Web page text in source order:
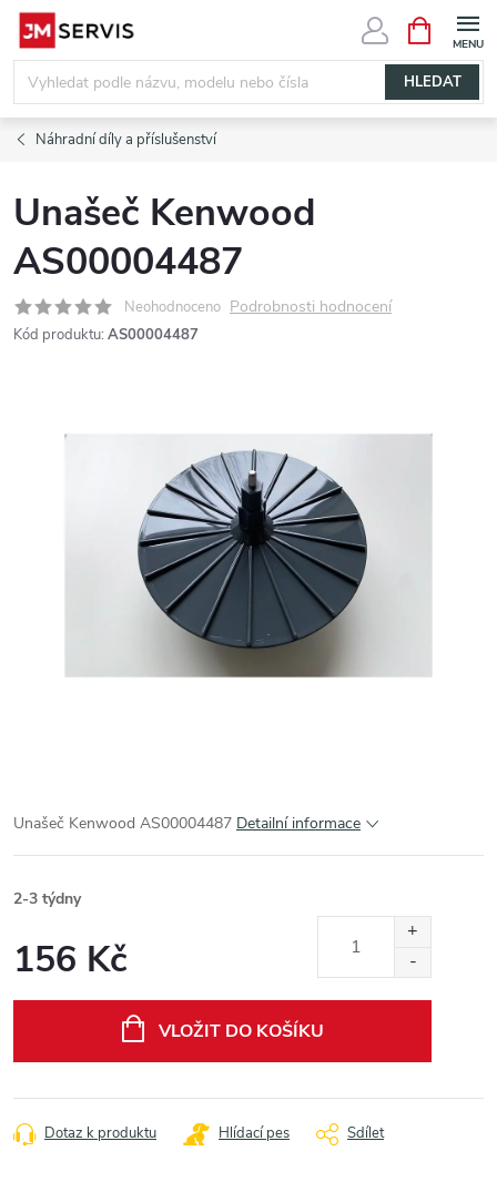
Přejít
obsah
HLEDAT
NÁKUPNÍ
KOŠÍK
Náhradní díly a příslušenství
Unašeč Kenwood
AS00004487
Neohodnoceno Podrobnosti hodnocení
Kód produktu: AS00004487
Unašeč Kenwood AS00004487 Detailní informace
2-3 týdny
156 Kč
VLOŽIT DO KOŠÍKU
Dotaz k produktu Hlídací pes Sdílet